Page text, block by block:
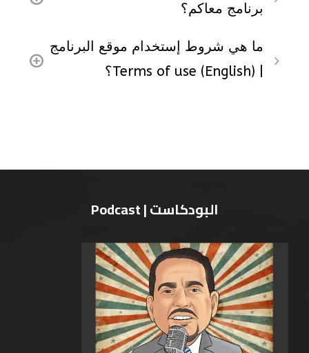
برنامج معاكم؟
ما هي شروط إستخدام موقع البرنامج
| (Terms of use (English؟
البودكاست | Podcast